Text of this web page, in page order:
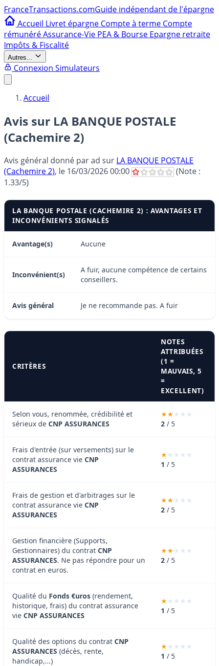
FranceTransactions.comGuide indépendant de l'épargne
Accueil Livret épargne Compte à terme Compte
rémunéréAssurance-Vie PEA & Bourse Epargne retraite
Impôts & Fiscalité
Autres...
Connexion Simulateurs
Accueil
Avis sur LA BANQUE POSTALE
(Cachemire 2)
Avis général donné parad sur LA BANQUE POSTALE
(Cachemire 2), le 16/03/2026 00:00
(Note :
1.33/5)
LA BANQUE POSTALE (CACHEMIRE 2) : AVANTAGES ET
INCONVÉNIENTS SIGNALÉS
Avantage(s) Aucune
Inconvénient(s)
A fuir, aucune compétence de certains
conseillers.
Avis général Je ne recommande pas. A fuir
CRITÈRES
NOTES
ATTRIBUÉES
(1 =
MAUVAIS, 5
=
EXCELLENT)
Selon vous, renommée, crédibilité et
sérieux de CNP ASSURANCES 2 / 5
Frais d'entrée (sur versements) sur le
contrat assurance vie CNP
ASSURANCES
1 / 5
Frais de gestion et d'arbitrages sur le
contrat assurance vie CNP
ASSURANCES
2 / 5
Gestion financière (Supports,
Gestionnaires) du contrat CNP
ASSURANCES. Ne pas répondre pour un
contrat en euros.
2 / 5
Qualité du Fonds €uros (rendement,
historique, frais) du contrat assurance
vie CNP ASSURANCES
1 / 5
Qualité des options du contrat CNP
ASSURANCES (décès, rente,
handicap,...)
1 / 5